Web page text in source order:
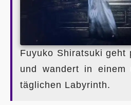
Fuyuko Shiratsuki geht
und wandert in einem
täglichen Labyrinth.